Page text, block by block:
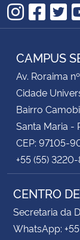
CAMPUS
Av. Roraima
Cidade
Bairro Camobi
Santa Maria -
CEP: 97105-
+55 (55)
CENTRO
Secretaria da
WhatsApp: